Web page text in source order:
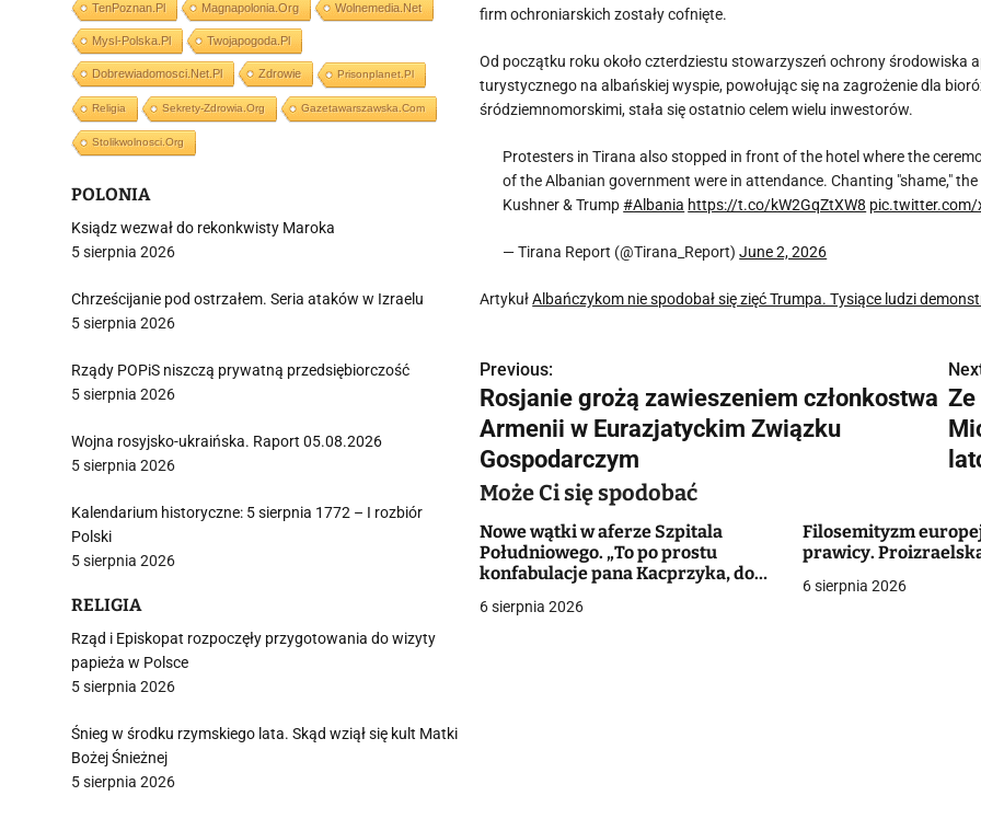
firm ochroniarskich zostały cofnięte.
Od początku roku około czterdziestu stowarzyszeń ochrony środowiska
turystycznego na albańskiej wyspie, powołując się na zagrożenie dla
śródziemnomorskimi, stała się ostatnio celem wielu inwestorów.
Protesters in Tirana also stopped in front of the hotel where the
of the Albanian government were in attendance. Chanting "shame,"
Kushner & Trump#Albania https://t.co/kW2GqZtXW8 pic.twitter.com/
— Tirana Report (@Tirana_Report)June 2, 2026
ArtykułAlbańczykom nie spodobał się zięć Trumpa. Tysiące ludzi
N
a
w
i
g
a
Previous:
Rosjanie grożą zawieszeniem członkostwa
Armenii w Eurazjatyckim Związku
Gospodarczym
Ze
Może Ci się spodobać
Nowe wątki w aferze Szpitala
Południowego. „To po prostu
konfabulacje pana Kacprzyka, do
6 sierpnia 2026
Filosemityzm
prawicy.
6 sierpnia 2026
TenPoznan.pl Magnapolonia.org Wolnemedia.net
Mysl-Polska.pl Twojapogoda.pl
Dobrewiadomosci.net.pl Zdrowie Prisonplanet.pl
Religia Sekrety-Zdrowia.org Gazetawarszawska.com
Stolikwolnosci.org
POLONIA
Ksiądz wezwał do rekonkwisty Maroka
5 sierpnia 2026
Chrześcijanie pod ostrzałem. Seria ataków w Izraelu
5 sierpnia 2026
Rządy POPiS niszczą prywatną przedsiębiorczość
5 sierpnia 2026
Wojna rosyjsko-ukraińska. Raport 05.08.2026
5 sierpnia 2026
Kalendarium historyczne: 5 sierpnia 1772 – I rozbiór
Polski
5 sierpnia 2026
RELIGIA
Rząd i Episkopat rozpoczęły przygotowania do wizyty
papieża w Polsce
5 sierpnia 2026
Śnieg w środku rzymskiego lata. Skąd wziął się kult Matki
Bożej Śnieżnej
5 sierpnia 2026